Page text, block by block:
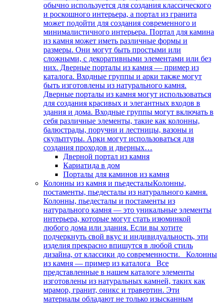
обычно используется для создания классического
и роскошного интерьера, а портал из гранита
может подойти для создания современного и
минималистичного интерьера. Портал для камина
из камня может иметь различные формы и
размеры. Они могут быть простыми или
сложными, с декоративными элементами или без
них. Дверные порталы из камня — пример из
каталога. Входные группы и арки также могут
быть изготовлены из натурального камня.
Дверные порталы из камня могут использоваться
для создания красивых и элегантных входов в
здания и дома. Входные группы могут включать в
себя различные элементы, такие как колонны,
балюстрады, поручни и лестницы, вазоны и
скульптуры. Арки могут использоваться для
создания проходов и дверных…
Дверной портал из камня
Кариатида в дом
Порталы для каминов из камня
Колонны из камня и пьедесталыКолонны,
постаменты, пьедесталы из натурального камня.
Колонны, пьедесталы и постаменты из
натурального камня — это уникальные элементы
интерьера, которые могут стать изюминкой
любого дома или здания. Если вы хотите
подчеркнуть свой вкус и индивидуальность, эти
изделия прекрасно впишутся в любой стиль
дизайна, от классики до современности. Колонны
из камня — пример из каталога Все
представленные в нашем каталоге элементы
изготовлены из натуральных камней, таких как
мрамор, гранит, оникс и травертин. Эти
материалы обладают не только изысканным